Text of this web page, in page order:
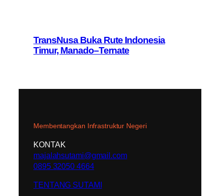
TransNusa Buka Rute Indonesia
Timur, Manado–Ternate
Membentangkan Infrastruktur Negeri
KONTAK
majalahsutami@gmail.com
0895 32050 4664
TENTANG SUTAMI